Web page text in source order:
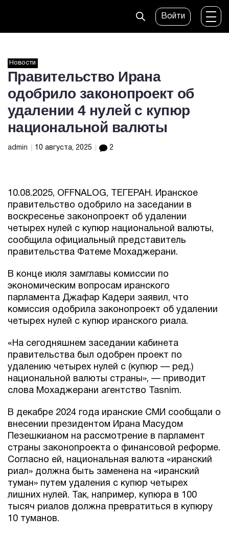
Войти
Новости
Правительство Ирана
одобрило законопроект об
удалении 4 нулей с купюр
национальной валюты
admin 10 августа, 2025 2
10.08.2025, OFFNALOG, ТЕГЕРАН. Иранское
правительство одобрило на заседании в
воскресенье законопроект об удалении
четырех нулей с купюр национальной валюты,
сообщила официальный представитель
правительства Фатеме Мохаджерани.
В конце июля замглавы комиссии по
экономическим вопросам иранского
парламента Джафар Кадери заявил, что
комиссия одобрила законопроект об удалении
четырех нулей с купюр иранского риала.
«На сегодняшнем заседании кабинета
правительства был одобрен проект по
удалению четырех нулей с (купюр — ред.)
национальной валюты страны», — приводит
слова Мохаджерани агентство Tasnim.
В декабре 2024 года иранские СМИ сообщали о
внесении президентом Ирана Масудом
Пезешкианом на рассмотрение в парламент
страны законопроекта о финансовой реформе.
Согласно ей, национальная валюта «иранский
риал» должна быть заменена на «иранский
туман» путем удаления с купюр четырех
лишних нулей. Так, например, купюра в 100
тысяч риалов должна превратиться в купюру
10 туманов.